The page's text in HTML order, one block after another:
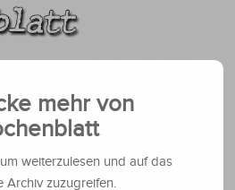
mehr von
weiterzulesen und auf das
Archiv zuzugreifen.